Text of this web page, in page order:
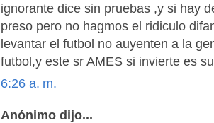
ignorante dice sin pruebas ,y si hay
preso pero no hagmos el ridiculo
levantar el futbol no auyenten a la
futbol,y este sr AMES si invierte es
6:26 a. m.
Anónimo dijo...